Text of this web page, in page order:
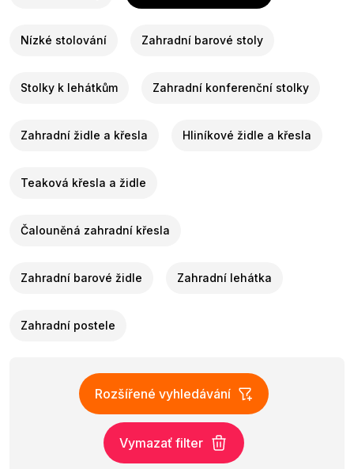
Nízké stolování Zahradní barové stoly
Stolky k lehátkům Zahradní konferenční stolky
Zahradní židle a křesla Hliníkové židle a křesla
Teaková křesla a židle
Čalouněná zahradní křesla
Zahradní barové židle Zahradní lehátka
Zahradní postele
Rozšířené vyhledávání
Vymazať filter